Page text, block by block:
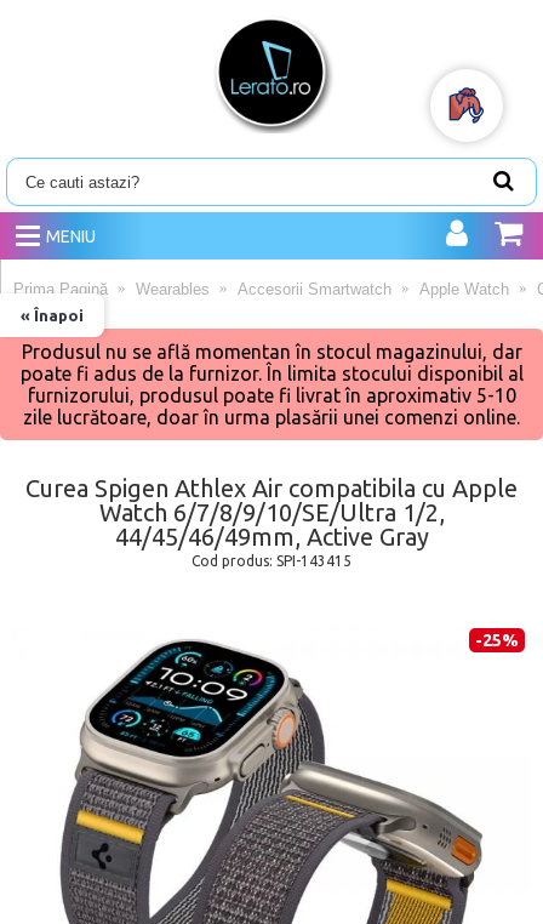
MENIU
« Înapoi
Prima Pagină Wearables Accesorii Smartwatch Apple Watch
Produsul nu se află momentan în stocul magazinului, dar
poate fi adus de la furnizor. În limita stocului disponibil al
furnizorului, produsul poate fi livrat în aproximativ 5-10
zile lucrătoare, doar în urma plasării unei comenzi online.
Curea Spigen Athlex Air compatibila cu Apple
Watch 6/7/8/9/10/SE/Ultra 1/2,
44/45/46/49mm, Active Gray
Cod produs: SPI-143415
-25%